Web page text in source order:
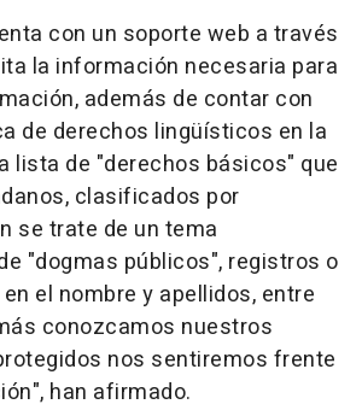
con un soporte web a través
la información necesaria para
además de contar con
de derechos lingüísticos en la
lista de "derechos básicos" que
clasificados por
se trate de un tema
"dogmas públicos", registros o
el nombre y apellidos, entre
conozcamos nuestros
nos sentiremos frente
han afirmado.